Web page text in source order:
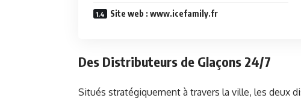
Site web : www.icefamily.fr
Des Distributeurs de Glaçons 24/7
Situés stratégiquement à travers la ville, les deux